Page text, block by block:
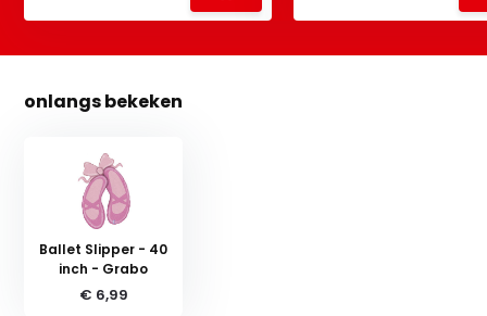
onlangs bekeken
Ballet Slipper - 40
inch - Grabo
€ 6,99